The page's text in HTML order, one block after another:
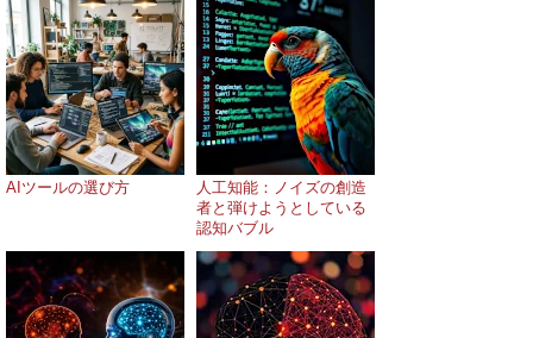
AIツールの選び方
人工知能：ノイズの創造
者と弾けようとしている
認知バブル